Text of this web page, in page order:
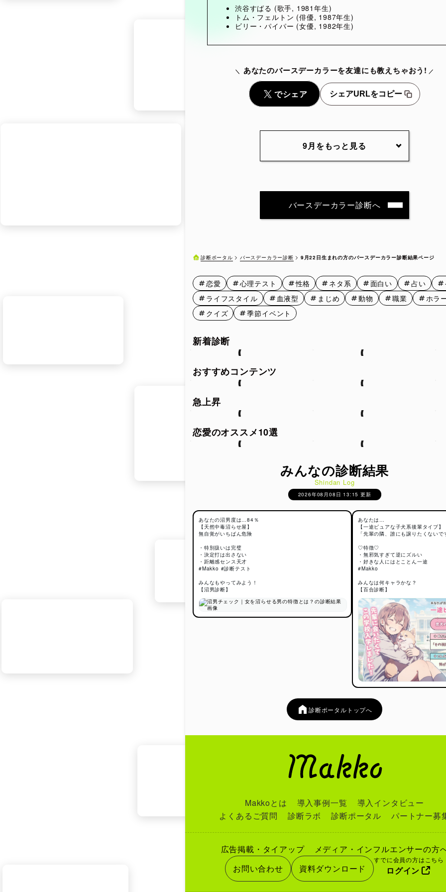
渋谷すばる (歌手, 1981年生)
トム・フェルトン (俳優, 1987年生)
ビリー・パイパー (女優, 1982年生)
あなたのバースデーカラーを友達にも教えちゃおう!
シェアURLをコピー
9月をもっと見る
9月8日 9月9日
9月26日 9月27日 9月28日 9月29日 9月30
バースデーカラー診断へ
診断ポータル バースデーカラー診断 9月22日生まれの方のバースデーカラー診断結果ページ
恋愛 心理テスト 性格 ネタ系 面白い 占い
ライフスタイル
血液型 まじめ 動物 職業
ホラ
クイズ
季節イベント
新着診断
おすすめコンテンツ
急上昇
恋愛のオススメ10選
みんなの診断結果
Shindan Log
2026年08月08日 13:15 更新
あなたの沼男度は…84％
【天然中毒沼らせ屋】
無自覚がいちばん危険
・特別扱いは完璧
・決定打は出さない
・距離感センス天才
#Makko #診断テスト
みんなもやってみよう！
【沼男診断】
あなたは…
【一途ピュアな子犬系後輩タイプ】
「先輩の隣、誰にも譲りたくないで
♡特徴♡
・無邪気すぎて逆にズルい
・好きな人にはとことん一途
#Makko
みんなは何キャラかな？
【百合診断】
診断ポータルトップへ
Makkoとは 導入事例一覧
導入インタビュー
よくあるご質問
診断ラボ 診断ポータル パートナー募
広告掲載・タイアップ
メディア・インフルエンサーの方
お問い合わせ
資料ダウンロード
すでに会員の方はこちら
ログイン